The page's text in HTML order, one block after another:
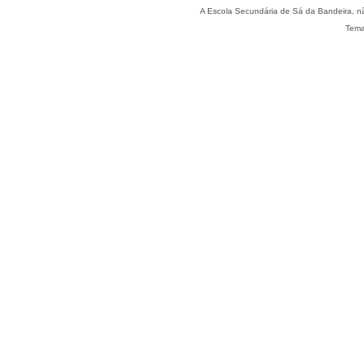
A Escola Secundária de Sá da Bandeira,